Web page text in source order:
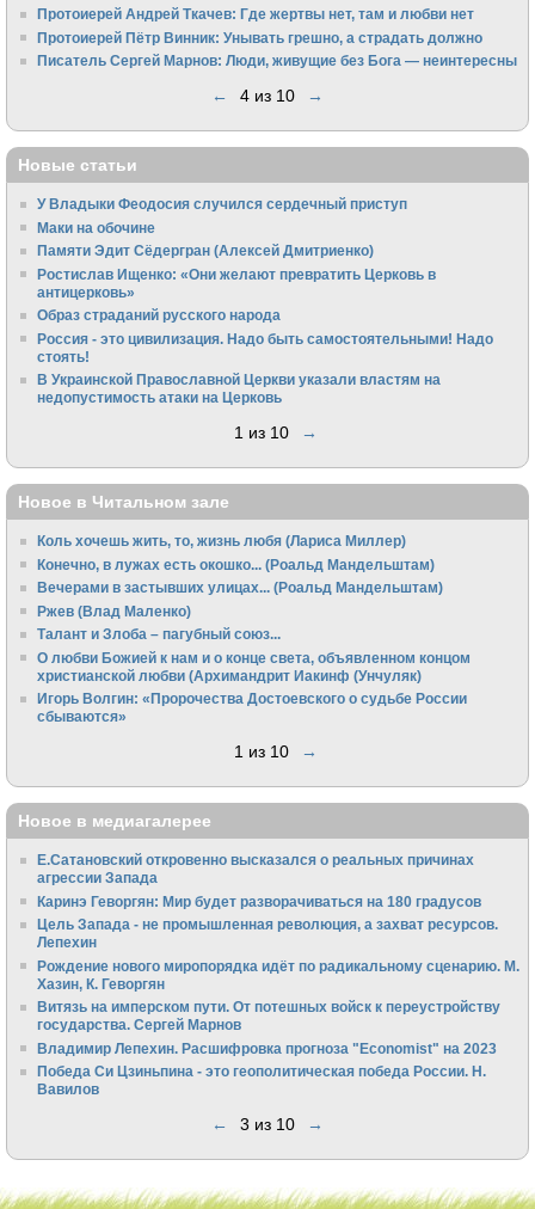
Протоиерей Андрей Ткачев: Где жертвы нет, там и любви нет
Протоиерей Пётр Винник: Унывать грешно, а страдать должно
Писатель Сергей Марнов: Люди, живущие без Бога — неинтересны
← 4 из 10 →
Новые статьи
У Владыки Феодосия случился сердечный приступ
Маки на обочине
Памяти Эдит Сёдергран (Алексей Дмитриенко)
Ростислав Ищенко: «Они желают превратить Церковь в
антицерковь»
Образ страданий русского народа
Россия - это цивилизация. Надо быть самостоятельными! Надо
стоять!
В Украинской Православной Церкви указали властям на
недопустимость атаки на Церковь
1 из 10 →
Новое в Читальном зале
Коль хочешь жить, то, жизнь любя (Лариса Миллер)
Конечно, в лужах есть окошко... (Роальд Мандельштам)
Вечерами в застывших улицах... (Роальд Мандельштам)
Ржев (Влад Маленко)
Талант и Злоба – пагубный союз...
О любви Божией к нам и о конце света, объявленном концом
христианской любви (Архимандрит Иакинф (Унчуляк)
Игорь Волгин: «Пророчества Достоевского о судьбе России
сбываются»
1 из 10 →
Новое в медиагалерее
Е.Сатановский откровенно высказался о реальных причинах
агрессии Запада
Каринэ Геворгян: Мир будет разворачиваться на 180 градусов
Цель Запада - не промышленная революция, а захват ресурсов.
Лепехин
Рождение нового миропорядка идёт по радикальному сценарию. М.
Хазин, К. Геворгян
Витязь на имперском пути. От потешных войск к переустройству
государства. Сергей Марнов
Владимир Лепехин. Расшифровка прогноза "Economist" на 2023
Победа Си Цзиньпина - это геополитическая победа России. Н.
Вавилов
← 3 из 10 →